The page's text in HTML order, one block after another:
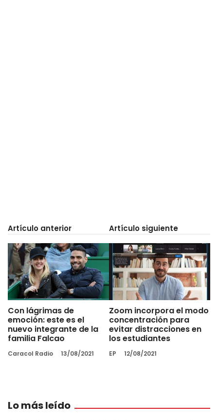
Artículo anterior
Con lágrimas de
emoción: este es el
nuevo integrante de la
familia Falcao
Caracol Radio 13/08/2021
Artículo siguiente
Zoom incorpora el modo
concentración para
evitar distracciones en
los estudiantes
EP 12/08/2021
Lo más leído